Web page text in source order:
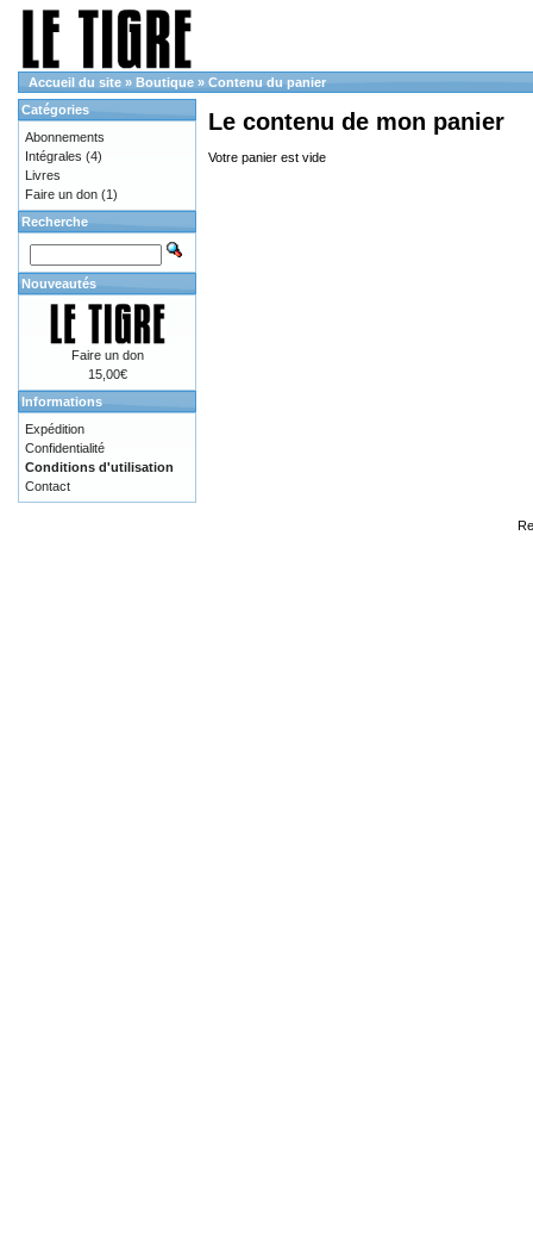
Accueil du site » Boutique » Contenu du panier
Le contenu de mon panier
Votre panier est vide
Catégories
Abonnements
Intégrales (4)
Livres
Faire un don (1)
Recherche
Nouveautés
Faire un don
15,00€
Informations
Expédition
Confidentialité
Conditions d'utilisation
Contact